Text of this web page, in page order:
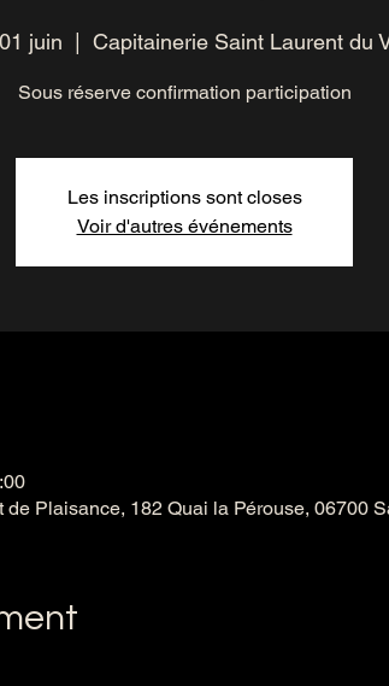
juin Capitainerie Saint Laurent du
Sous réserve confirmation participation
Les inscriptions sont closes
Voir d'autres événements
Plaisance, 182 Quai la Pérouse, 06700